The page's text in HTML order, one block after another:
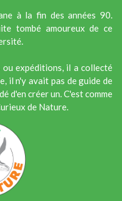
à la fin des années 90.
tombé amoureux de ce
ou expéditions, il a collecté
il n'y avait pas de guide de
d'en créer un. C'est comme
de Nature.